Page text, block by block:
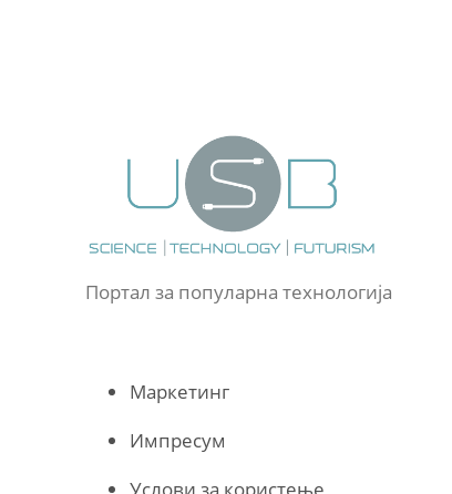
Портал за популарна технологија
Маркетинг
Импресум
Услови за користење